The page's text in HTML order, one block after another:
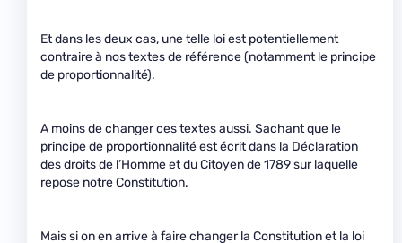
Et dans les deux cas, une telle loi est potentiellement
contraire à nos textes de référence (notamment le principe
de proportionnalité).
A moins de changer ces textes aussi. Sachant que le
principe de proportionnalité est écrit dans la Déclaration
des droits de l’Homme et du Citoyen de 1789 sur laquelle
repose notre Constitution.
Mais si on en arrive à faire changer la Constitution et la loi